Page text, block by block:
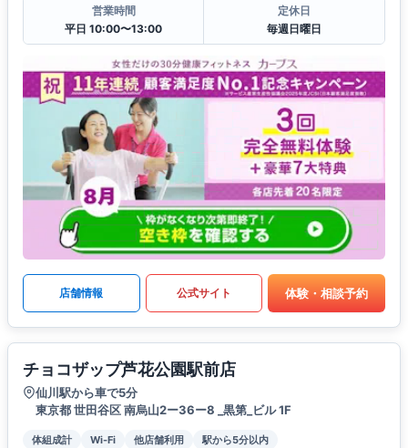
営業時間
平日 10:00〜13:00
定休日
毎週日曜日
店舗情報 公式サイト 体験・相談予約
チョコザップ芦花公園駅前店
仙川駅から車で5分
東京都 世田谷区 南烏山2ー36ー8 _黒第_ビル 1F
体組成計 Wi-Fi 他店舗利用 駅から5分以内